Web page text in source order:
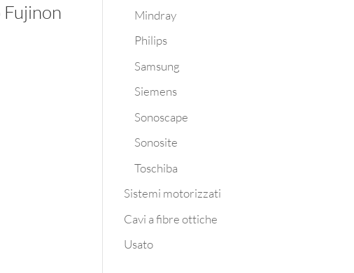
Mindray
Philips
Samsung
Siemens
Sonoscape
Sonosite
Toschiba
Sistemi motorizzati
Cavi a fibre ottiche
Usato